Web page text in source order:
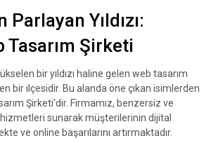
Parlayan Yıldızı:
Tasarım Şirketi
bir yıldızı haline gelen web tasarım
bir ilçesidir. Bu alanda öne çıkan isimlerden
Şirketi'dir. Firmamız, benzersiz ve
sunarak müşterilerinin dijital
ve online başarılarını artırmaktadır.